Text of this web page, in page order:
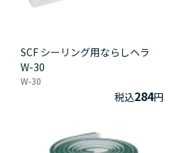
SCF シーリング用ならしヘラ
W-30
W-30
税込284円